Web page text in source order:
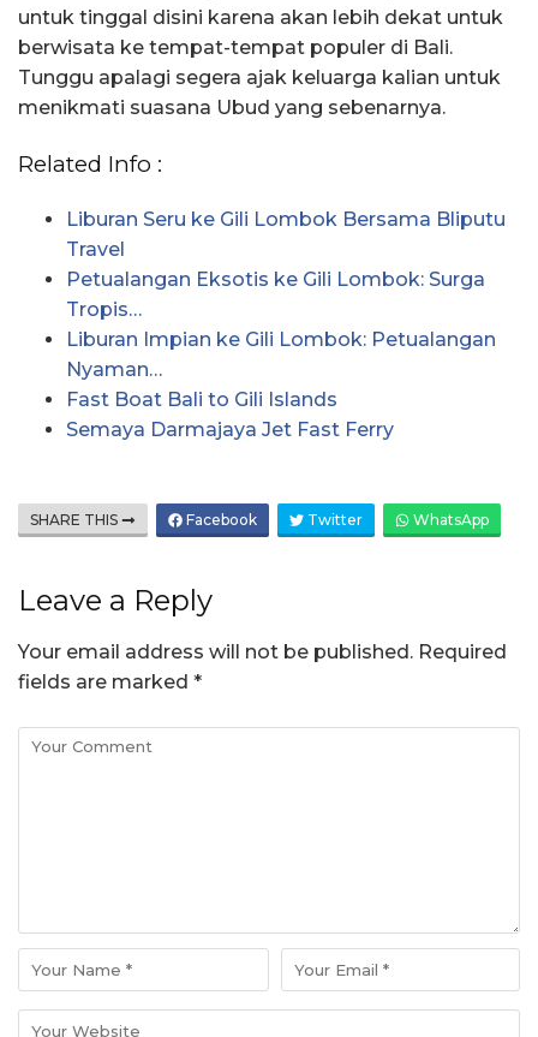
untuk tinggal disini karena akan lebih dekat untuk
berwisata ke tempat-tempat populer di Bali.
Tunggu apalagi segera ajak keluarga kalian untuk
menikmati suasana Ubud yang sebenarnya.
Related Info :
Liburan Seru ke Gili Lombok Bersama Bliputu
Travel
Petualangan Eksotis ke Gili Lombok: Surga
Tropis…
Liburan Impian ke Gili Lombok: Petualangan
Nyaman…
Fast Boat Bali to Gili Islands
Semaya Darmajaya Jet Fast Ferry
SHARE THIS Facebook Twitter WhatsApp
Leave a Reply
Your email address will not be published. Required
fields are marked *